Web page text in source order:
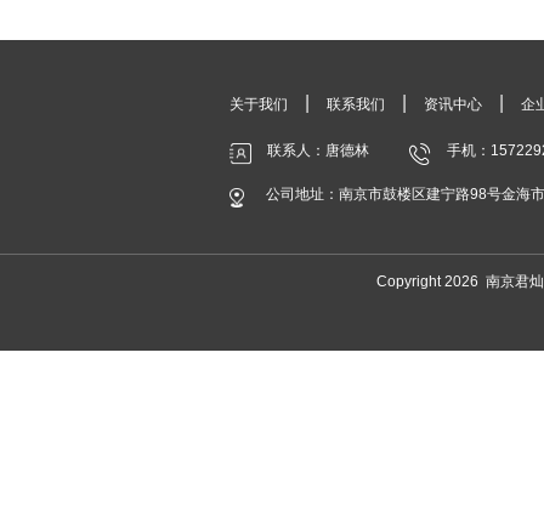
关于我们 联系我们 资讯中心 企
联系人：唐德林 手机：
公司地址：南京市鼓楼区建宁路98号金海
Copyright 2026 南京君